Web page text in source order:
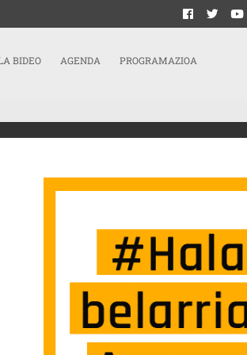
BIDEO AGENDA PROGRAMAZIOA
ESTE GOBIERNO LLEGUE AL FÍN DE SU MANDATO.»